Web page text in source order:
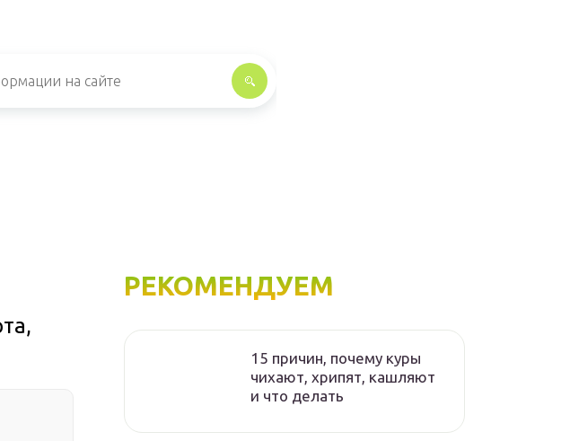
РЕКОМЕНДУЕМ
15 причин, почему куры
чихают, хрипят, кашляют
и что делать